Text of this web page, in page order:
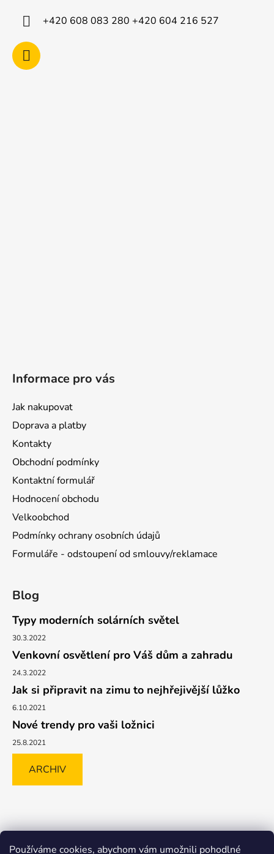
Používáme cookies, abychom vám umožnili pohodlné
+420 608 083 280 +420 604 216 527
Informace pro vás
Jak nakupovat
Doprava a platby
Kontakty
Obchodní podmínky
Kontaktní formulář
Hodnocení obchodu
Velkoobchod
Podmínky ochrany osobních údajů
Formuláře - odstoupení od smlouvy/reklamace
Blog
Typy moderních solárních světel
30.3.2022
Venkovní osvětlení pro Váš dům a zahradu
24.3.2022
Jak si připravit na zimu to nejhřejivější lůžko
6.10.2021
Nové trendy pro vaši ložnici
25.8.2021
ARCHIV